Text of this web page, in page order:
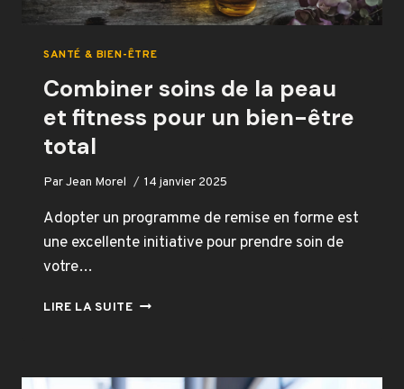
SANTÉ & BIEN-ÊTRE
Combiner soins de la peau
et fitness pour un bien-être
total
ParJean Morel 14 janvier 2025
Adopter un programme de remise en forme est
une excellente initiative pour prendre soin de
votre…
LIRE LA SUITECOMBINER
PEAU